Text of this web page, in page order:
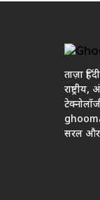
ताज़ा
सरल और